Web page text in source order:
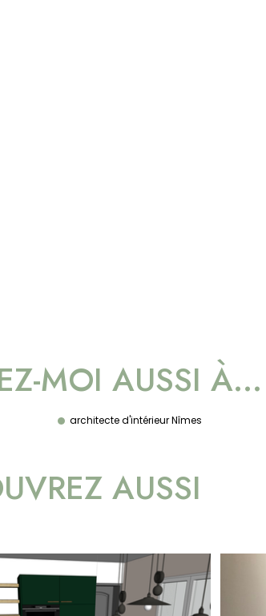
MOI AUSSI À…
architecte d'intérieur Nîmes
AUSSI